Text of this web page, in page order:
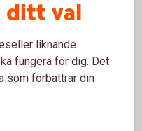
ditt val
liknande
fungera för dig. Det
som förbättrar din